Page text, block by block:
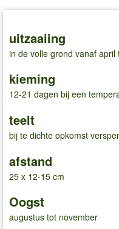
uitzaaiing
in de volle grond vanaf april
kieming
12-21 dagen bij een
teelt
bij te dichte opkomst
afstand
25 x 12-15 cm
Oogst
augustus tot november